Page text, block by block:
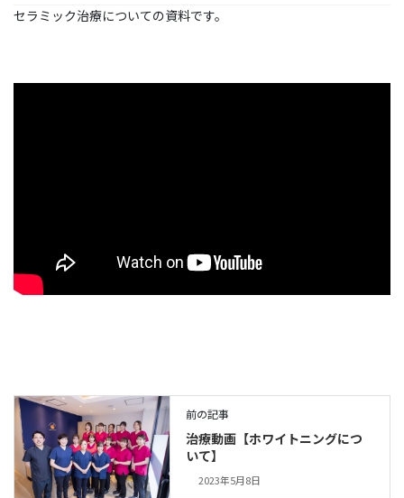
セラミック治療についての資料です。
前の記事
治療動画【ホワイトニングにつ
いて】
2023年5月8日